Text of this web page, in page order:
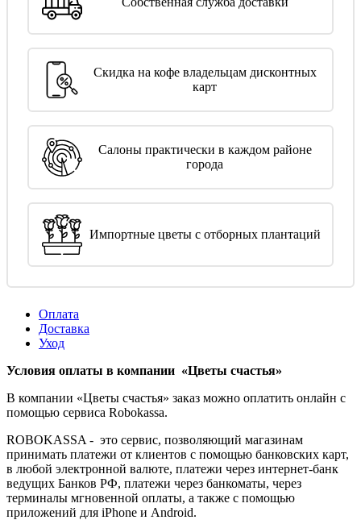
Скидка на кофе владельцам дисконтных
карт
Салоны практически в каждом районе
города
Импортные цветы с отборных плантаций
Оплата
Доставка
Уход
Условия оплаты в компании «Цветы счастья»
В компании «Цветы счастья» заказ можно оплатить онлайн с
помощью сервиса Robokassa.
ROBOKASSA - это сервис, позволяющий магазинам
принимать платежи от клиентов с помощью банковских карт,
в любой электронной валюте, платежи через интернет-банк
ведущих Банков РФ, платежи через банкоматы, через
терминалы мгновенной оплаты, а также с помощью
приложений для iPhone и Android.